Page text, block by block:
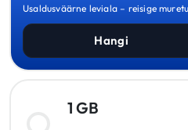
Usaldusväärne leviala – reisige
Hangi
1 GB